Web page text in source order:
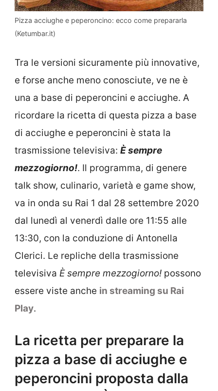
Pizza acciughe e peperoncino: ecco come prepararla
(Ketumbar.it)
Tra le versioni sicuramente più innovative,
e forse anche meno conosciute, ve ne è
una a base di peperoncini e acciughe. A
ricordare la ricetta di questa pizza a base
di acciughe e peperoncini è stata la
trasmissione televisiva: È sempre
mezzogiorno!. Il programma, di genere
talk show, culinario, varietà e game show,
va in onda su Rai 1 dal 28 settembre 2020
dal lunedì al venerdì dalle ore 11:55 alle
13:30, con la conduzione di Antonella
Clerici. Le repliche della trasmissione
televisiva È sempre mezzogiorno! possono
essere viste anche in streaming su Rai
Play.
La ricetta per preparare la
pizza a base di acciughe e
peperoncini proposta dalla